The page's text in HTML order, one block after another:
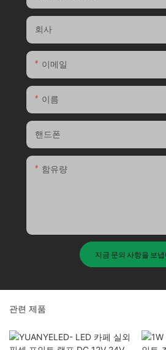
회사
이메일
이름
핸드폰
함유량
지금 문의 사항을 보
관련 제품